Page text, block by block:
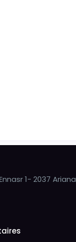
1- 2037 Ariana